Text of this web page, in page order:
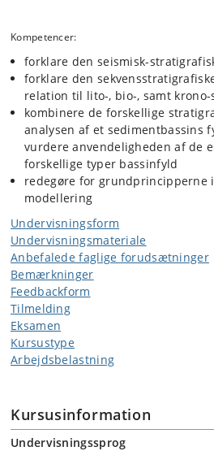
Kompetencer:
forklare den seismisk-
forklare den
relation til lito-, bio-, samt
kombinere de forskellige
analysen af et sedimentbassins
vurdere anvendeligheden af de
forskellige typer bassinfyld
redegøre for grundprincipperne
modellering
Undervisningsform
Undervisningsmateriale
Anbefalede faglige forudsætninger
Bemærkninger
Feedbackform
Tilmelding
Eksamen
Kursustype
Arbejdsbelastning
Kursusinformation
Undervisningssprog